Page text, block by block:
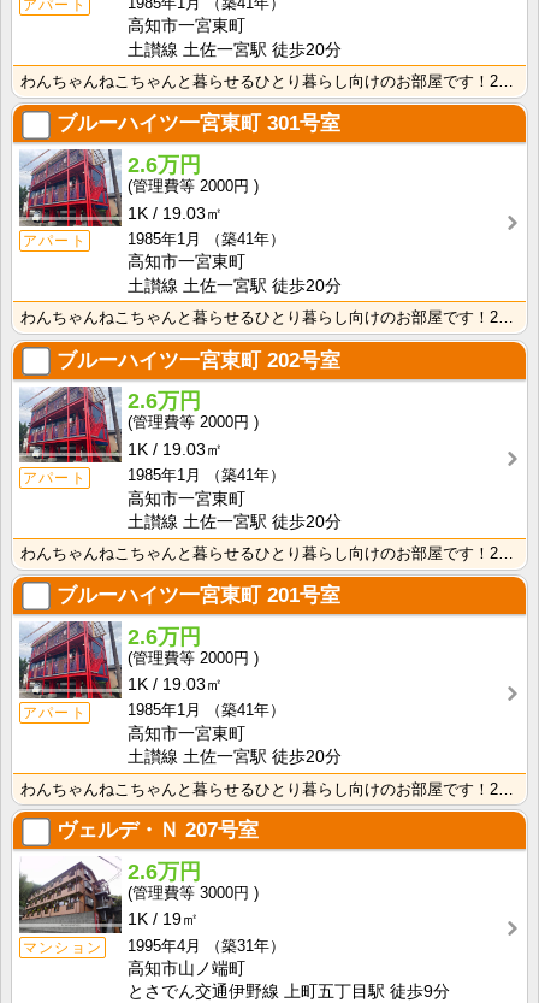
アパート
高知市一宮東町
土讃線 土佐一宮駅 徒歩20分
ブルーハイツ一宮東町 301号室
アパート
2.6万円
2000円
1K
19.03㎡
1985年1月
（築41年）
高知市一宮東町
土讃線 土佐一宮駅 徒歩20分
ブルーハイツ一宮東町202号室
アパート
2.6万円
2000円
1K
19.03㎡
1985年1月
（築41年）
高知市一宮東町
土讃線 土佐一宮駅 徒歩20分
ブルーハイツ一宮東町201号室
アパート
2.6万円
2000円
1K
19.03㎡
1985年1月
（築41年）
高知市一宮東町
土讃線 土佐一宮駅 徒歩20分
ヴェルデ・Ｎ 207号室
マンション
2.6万円
3000円
1K
19㎡
1995年4月
（築31年）
高知市山ノ端町
とさでん交通伊野線 上町五丁目駅 徒歩9分